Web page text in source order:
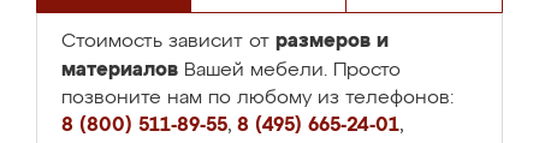
Стоимость зависит от размеров и
материалов Вашей мебели. Просто
позвоните нам по любому из телефонов:
8 (800) 511-89-55, 8 (495) 665-24-01,